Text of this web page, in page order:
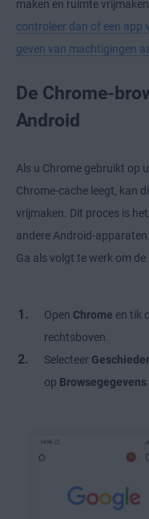
maken en ruimte
controleer dan of een app
geven van machtigingen
De Chrome-
Android
Als u Chrome gebruikt op
Chrome-cache leegt, kan
vrijmaken. Dit proces is
andere Android-apparaten.
Ga als volgt te werk om
Open Chrome en tik
rechtsboven.
Selecteer
op Browsegegevens